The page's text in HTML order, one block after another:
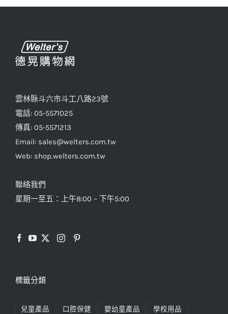
雲林縣斗六市斗工八路23號
電話: 05-5571025
傳真: 05-5571213
Email: sales@welters.com.tw
Web: shop.welters.com.tw
聯絡我們
星期一至五：上午8:00 – 下午5:00
標籤分類
兒童產品 口腔保健 嬰幼童產品 學校用品